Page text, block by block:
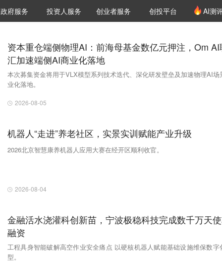
城市之窗
政府服务 VClub投资机构库
投资机构职位推介
投资人服务 创投氪堂
创业者服务 创投平台 AI测
资本重仓端侧物理AI：前海母基金数亿元押注，Om AI
汇加速端侧AI商业化落地
本次募集资金将用于VLX模型系列技术迭代、深化研发壁垒及加速物理AI场
业化落地。
2026-08-05
机器人“走进”养老社区，实景实训赋能产业升级
2026北京智慧康养机器人应用大赛在经开区顺利收官。
2026-08-04
金融活水浇灌科创新苗，宁波极稳科技完成数千万天
融资
工程具身智能破解高空作业安全痛点 以硬核机器人赋能基础设施维保数字
型。